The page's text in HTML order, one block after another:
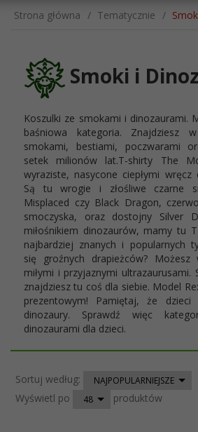
Strona główna Tematycznie
Smoki i
Koszulki ze smokami i dinozaurami.
baśniowa kategoria. Znajdziesz
smokami, bestiami, poczwarami
setek milionów lat.T-shirty The
wyraziste, nasycone ciepłymi wręcz
Są tu wrogie i złośliwe czarne
Misplaced czy Black Dragon,
smoczyska, oraz dostojny Silver
miłośnikiem dinozaurów, mamy tu
najbardziej znanych i popularnych
się groźnych drapieżców? Możesz
miłymi i przyjaznymi ultrazaurusami.
znajdziesz tu coś dla siebie. Model
prezentowym! Pamiętaj, że dzieci
dinozaury. Sprawdź więc
dinozaurami dla dzieci.
Sortuj według: sortNAJPOPULARNIEJSZE
Wyświetl po pop48 produktów